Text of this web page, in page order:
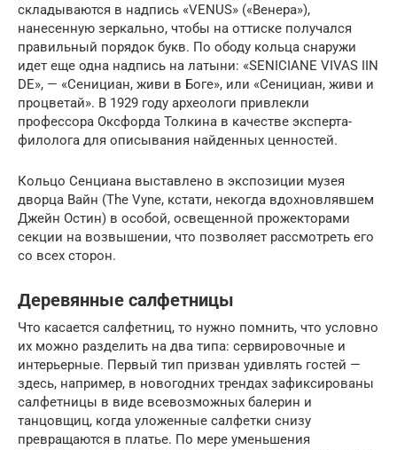
складываются в надпись «VENUS» («Венера»),
нанесенную зеркально, чтобы на оттиске получался
правильный порядок букв. По ободу кольца снаружи
идет еще одна надпись на латыни: «SENICIANE VIVAS IIN
DE», — «Сенициан, живи в Боге», или «Сенициан, живи и
процветай». В 1929 году археологи привлекли
профессора Оксфорда Толкина в качестве эксперта-
филолога для описывания найденных ценностей.
Кольцо Сенциана выставлено в экспозиции музея
дворца Вайн (The Vyne, кстати, некогда вдохновлявшем
Джейн Остин) в особой, освещенной прожекторами
секции на возвышении, что позволяет рассмотреть его
со всех сторон.
Деревянные салфетницы
Что касается салфетниц, то нужно помнить, что условно
их можно разделить на два типа: сервировочные и
интерьерные. Первый тип призван удивлять гостей —
здесь, например, в новогодних трендах зафиксированы
салфетницы в виде всевозможных балерин и
танцовщиц, когда уложенные салфетки снизу
превращаются в платье. По мере уменьшения